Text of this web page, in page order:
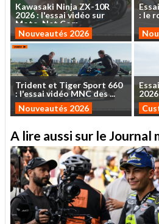
Kawasaki NinjaZX-10R
2026: l'essaividéo sur
Moto-Net.Com
Nouveautés 2026
Essai
: le
Trident et TigerSport 660
: l'essaividéoMNCdes...
Nouveautés 2026
Essai
2026
A lire aussi sur le Journal